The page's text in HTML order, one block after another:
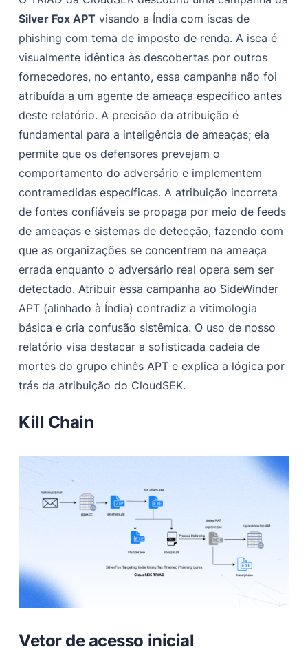
Etapa 1: Tax Affairs.zip
‍Etapa - 2: libexpat.dll
Etapa - 3: DonutLoader
Etapa - 4: Valley RAT
Girando
Modelo de diamante
Impacto
Recomendações
Apêndice
‍Infraestrutura Silver Fox encontrada após a rotação
‍Mapeamento MITRE
Referências
Silver Fox APT visando a Índia com iscas de
phishing com tema de imposto de renda. A isca é
visualmente idêntica às descobertas por outros
fornecedores, no entanto, essa campanha não foi
atribuída a um agente de ameaça específico antes
deste relatório. A precisão da atribuição é
fundamental para a inteligência de ameaças; ela
permite que os defensores prevejam o
comportamento do adversário e implementem
contramedidas específicas. A atribuição incorreta
de fontes confiáveis se propaga por meio de feeds
de ameaças e sistemas de detecção, fazendo com
que as organizações se concentrem na ameaça
errada enquanto o adversário real opera sem ser
detectado. Atribuir essa campanha ao SideWinder
APT (alinhado à Índia) contradiz a vitimologia
básica e cria confusão sistêmica. O uso de nosso
relatório visa destacar a sofisticada cadeia de
mortes do grupo chinês APT e explica a lógica por
trás da atribuição do CloudSEK.
Kill Chain
Vetor de acesso inicial